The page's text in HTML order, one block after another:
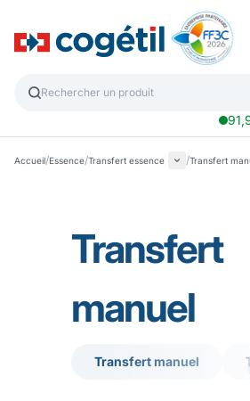
Accueil/Essence/Transfert essence /Transfert
Transfert
manuel
Transfert manuel